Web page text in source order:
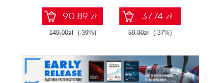
90.89 zł
149.00zł (-39%)
37.74 zł
59.90zł (-37%)